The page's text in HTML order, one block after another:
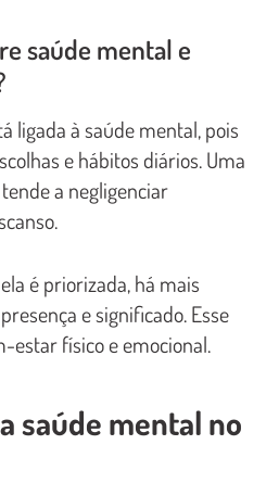
saúde mental e
ligada à saúde mental, pois
e hábitos diários. Uma
a negligenciar
é priorizada, há mais
e significado. Esse
estar físico e emocional.
saúde mental no